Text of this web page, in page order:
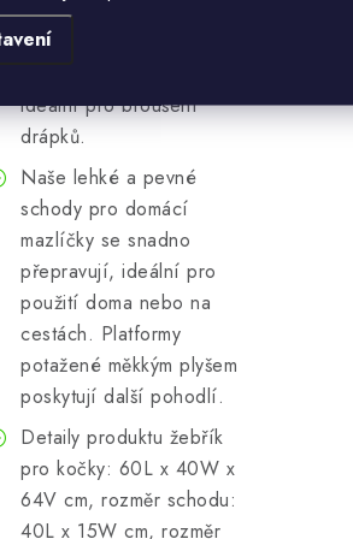
Povrchy pro škrábání
vyrobené z jutového lana
ideální pro broušení
drápků.
Naše lehké a pevné
schody pro domácí
mazlíčky se snadno
přepravují, ideální pro
použití doma nebo na
cestách. Platformy
potažené měkkým plyšem
poskytují další pohodlí.
Detaily produktu žebřík
pro kočky: 60L x 40W x
64V cm, rozměr schodu:
40L x 15W cm, rozměr